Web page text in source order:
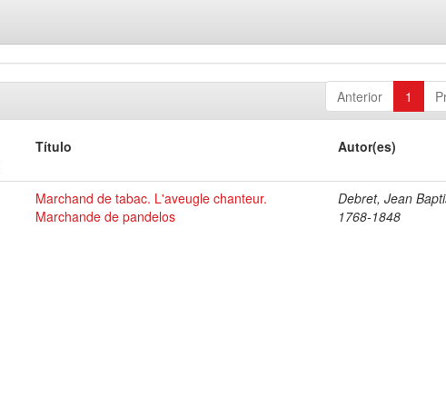
Anterior 1
Título Autor(es)
Marchand de tabac. L'aveugle chanteur.
Marchande de pandelos
Debret, Jean
1768-1848